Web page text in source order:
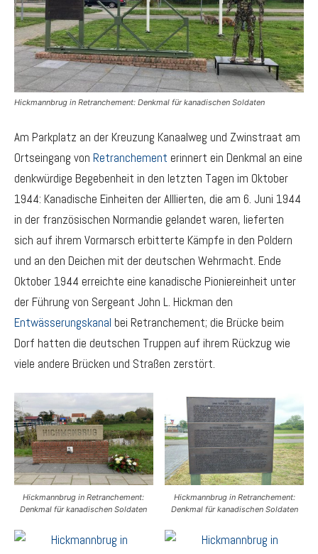
Hickmannbrug in Retranchement: Denkmal für kanadischen Soldaten
Am Parkplatz an der Kreuzung Kanaalweg und Zwinstraat am
Ortseingang von Retranchement erinnert ein Denkmal an eine
denkwürdige Begebenheit in den letzten Tagen im Oktober
1944: Kanadische Einheiten der Alllierten, die am 6. Juni 1944
in der französischen Normandie gelandet waren, lieferten
sich auf ihrem Vormarsch erbitterte Kämpfe in den Poldern
und an den Deichen mit der deutschen Wehrmacht. Ende
Oktober 1944 erreichte eine kanadische Pioniereinheit unter
der Führung von Sergeant John L. Hickman den
Entwässerungskanal bei Retranchement; die Brücke beim
Dorf hatten die deutschen Truppen auf ihrem Rückzug wie
viele andere Brücken und Straßen zerstört.
Hickmannbrug in Retranchement:
Denkmal für kanadischen Soldaten
Hickmannbrug in Retranchement:
Denkmal für kanadischen Soldaten